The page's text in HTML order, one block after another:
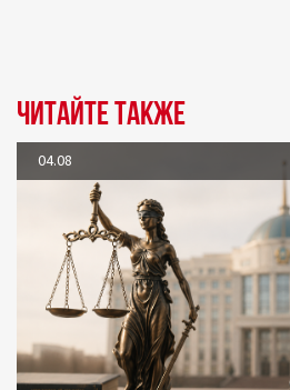
Читайте также
04.08